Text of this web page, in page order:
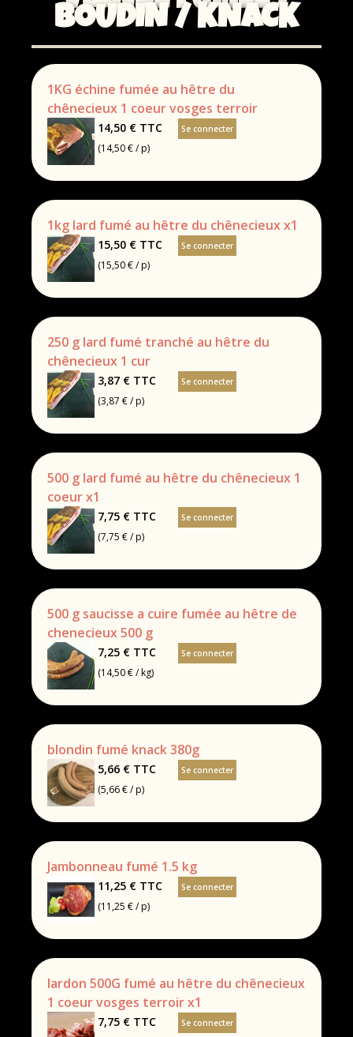
BOUDIN / KNACK
1KG échine fumée au hêtre du
chênecieux 1 coeur vosges terroir
14,50 € TTC
(14,50 € / p)
Se connecter
1kg lard fumé au hêtre du chênecieux x1
15,50 € TTC
(15,50 € / p)
Se connecter
250 g lard fumé tranché au hêtre du
chênecieux 1 cur
3,87 € TTC
(3,87 € / p)
Se connecter
500 g lard fumé au hêtre du chênecieux 1
coeur x1
7,75 € TTC
(7,75 € / p)
Se connecter
500 g saucisse a cuire fumée au hêtre de
chenecieux 500 g
7,25 € TTC
(14,50 € / kg)
Se connecter
blondin fumé knack 380g
5,66 € TTC
(5,66 € / p)
Se connecter
Jambonneau fumé 1.5 kg
11,25 € TTC
(11,25 € / p)
Se connecter
lardon 500G fumé au hêtre du chênecieux
1 coeur vosges terroir x1
7,75 € TTC Se connecter